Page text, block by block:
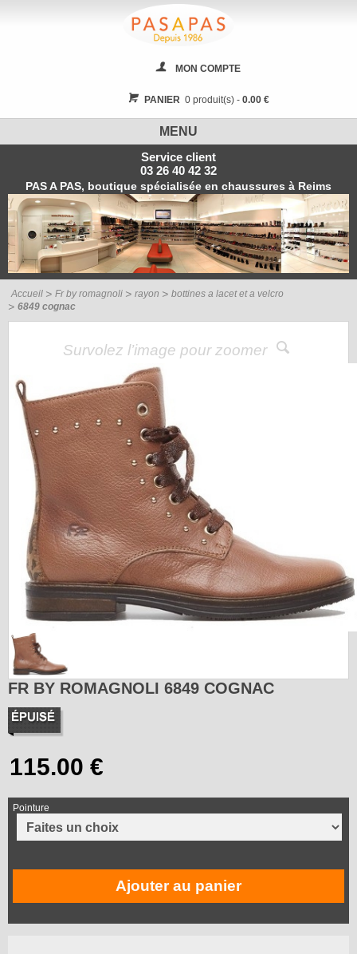
MON COMPTE
PANIER0 produit(s) - 0.00 €
MENU
Service client
03 26 40 42 32
PAS A PAS, boutique spécialisée en chaussures à Reims
Accueil Fr by romagnoli rayon
bottines a lacet et a velcro
6849 cognac
Survolez l’image pour zoomer
FR BY ROMAGNOLI 6849 COGNAC
Pointure
Ajouter au panier